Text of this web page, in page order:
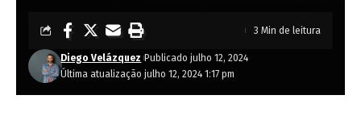
Última atualização julho 12, 2024 1:17 pm
Diego Velázquez Publicado julho 12, 2024
3 Min de leitura